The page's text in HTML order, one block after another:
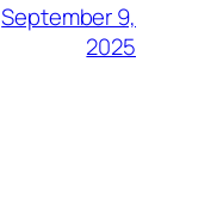
September 9,
2025